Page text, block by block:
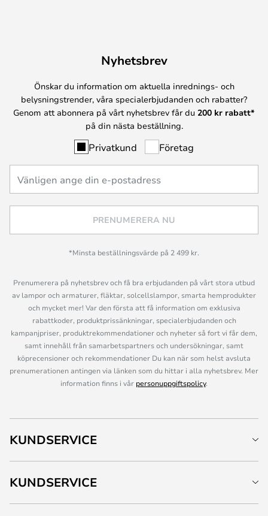
Nyhetsbrev
Önskar du information om aktuella inrednings- och
belysningstrender, våra specialerbjudanden och rabatter?
Genom att abonnera på vårt nyhetsbrev får du 200 kr rabatt*
på din nästa beställning.
Privatkund Företag
PRENUMERERA NU
*Minsta beställningsvärde på 2 499 kr.
Prenumerera på nyhetsbrev och få bra erbjudanden på vårt stora utbud
av lampor och armaturer, fläktar, solcellslampor, smarta hemprodukter
och mycket mer! Var den första att få information om exklusiva
rabattkoder, produktprissänkningar, specialerbjudanden och
kampanjpriser, produktrekommendationer och nyheter så fort vi får dem,
samt innehåll från samarbetspartners och undersökningar, samt
köprecensioner och rekommendationer Du kan när som helst avsluta
prenumerationen antingen via länken som du hittar i alla nyhetsbrev. Mer
information finns i vår personuppgiftspolicy.
KUNDSERVICE
KUNDSERVICE